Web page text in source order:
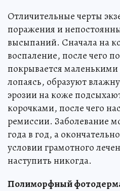
Отличительные черты
поражения и
высыпаний. Сначала на
воспаление, после чего
покрывается
лопаясь, образуют
эрозии на коже
корочками, после чего
ремиссии. Заболевание
года в год, а
условии грамотного
наступить никогда.
Полиморфный